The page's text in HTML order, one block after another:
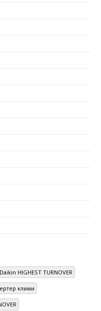
Daikin HIGHEST TURNOVER
клими